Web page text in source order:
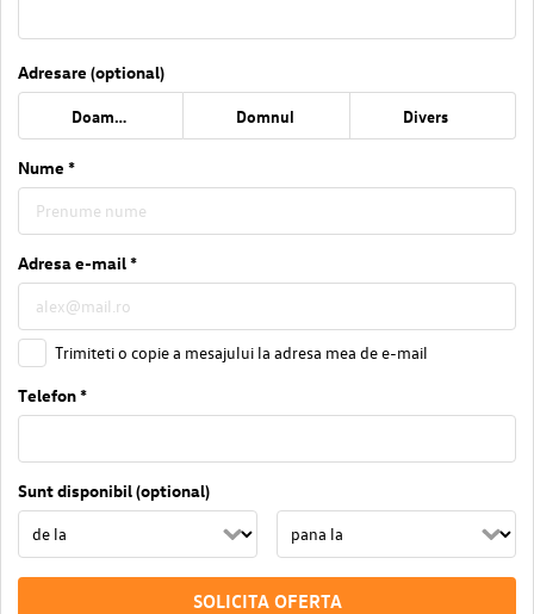
Adresare (optional)
Doamna Domnul Divers
Nume *
Adresa e-mail *
Trimiteti o copie a mesajului la adresa mea de e-mail
Telefon *
Sunt disponibil (optional)
SOLICITA OFERTA